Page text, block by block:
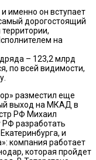
именно он вступает
дорогостоящий
на
– 123,2 млрд
по всей видимости,
разместил еще
выход на МКАД в
РФ Михаил
разработать
и
компания работает
которая пройдет